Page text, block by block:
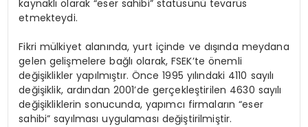
kaynaklı olarak “eser sahibi” statüsünü tevarüs
etmekteydi.
Fikri mülkiyet alanında, yurt içinde ve dışında meydana
gelen gelişmelere bağlı olarak, FSEK’te önemli
değişiklikler yapılmıştır. Önce 1995 yılındaki 4110 sayılı
değişiklik, ardından 2001’de gerçekleştirilen 4630 sayılı
değişikliklerin sonucunda, yapımcı firmaların “eser
sahibi” sayılması uygulaması değiştirilmiştir.